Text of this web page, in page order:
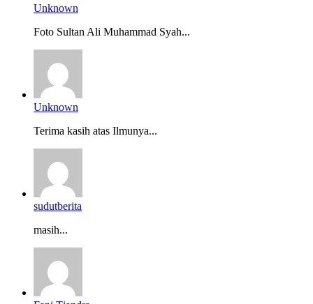
Unknown
Foto Sultan Ali Muhammad Syah...
Unknown
Terima kasih atas Ilmunya...
sudutberita
masih...